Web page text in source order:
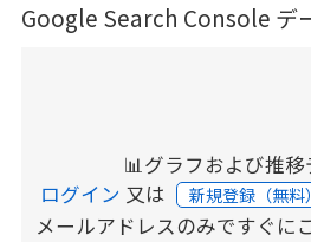
Google Search Console デ
📊グラフおよび推移
ログイン 又は 新規登録（無
メールアドレスのみですぐに